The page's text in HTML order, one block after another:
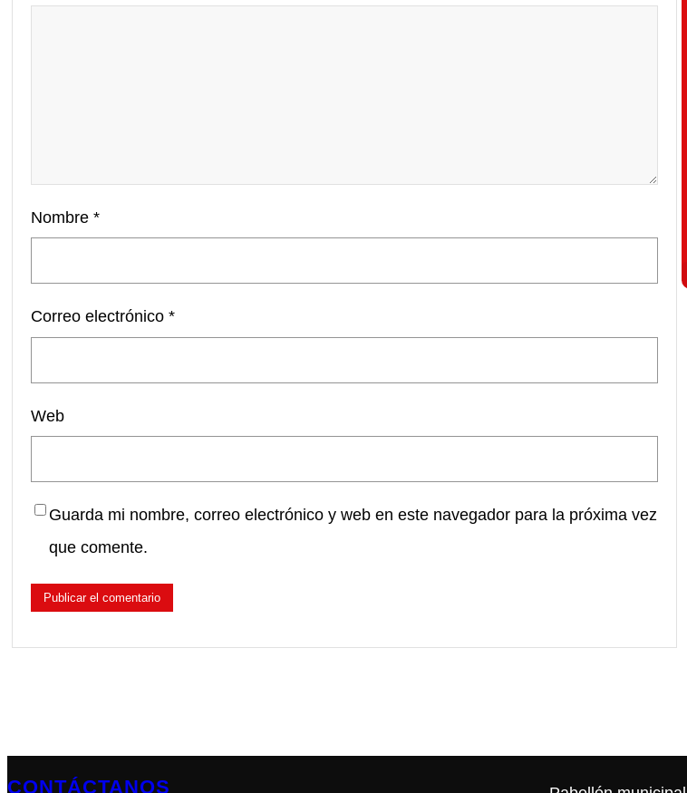
Nombre *
Correo electrónico *
Web
Guarda mi nombre, correo electrónico y web en este navegador para la próxima vez
que comente.
CONTÁCTANOS